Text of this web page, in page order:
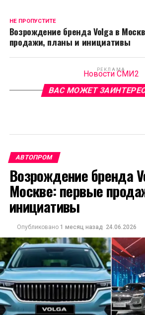
НЕ ПРОПУСТИТЕ
Возрождение бренда Volga в
продажи, планы и инициативы
РЕКЛАМА
Новости СМИ2
ВАС МОЖЕТ
АВТОПРОМ
Возрождение бренда
Москве: первые
инициативы
Опубликовано 1 месяц назад 24.06.2026